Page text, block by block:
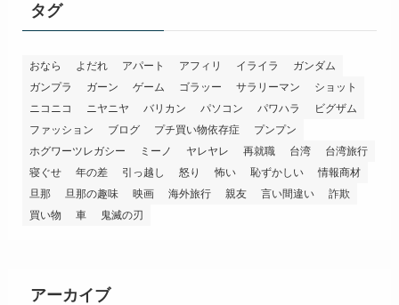
タグ
おなら よだれ アパート アフィリ イライラ
ガンダム
ガンプラ
ガーン ゲーム ゴラッー サラリーマン
ショット
ニコニコ
ニヤニヤ バリカン パソコン パワハラ
ビグザム
ファッション
ブログ プチ買い物依存症
プンプン
ホグワーツレガシー
ミーノ ヤレヤレ 再就職 台湾
台湾旅行
寝ぐせ
年の差 引っ越し 怒り 怖い 恥ずかしい
情報商材
旦那
旦那の趣味 映画 海外旅行 親友 言い間違い
詐欺
買い物
車 鬼滅の刃
アーカイブ